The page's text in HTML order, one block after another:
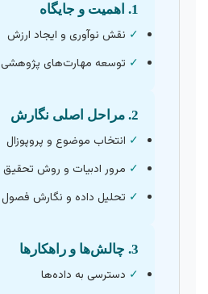
1. اهمیت و جایگاه
✓ نقش نوآوری و ایجاد ارزش
✓ توسعه مهارت‌های پژوهشی
2. مراحل اصلی نگارش
✓ انتخاب موضوع و پروپوزال
✓ مرور ادبیات و روش تحقیق
✓ تحلیل داده و نگارش فصول
3. چالش‌ها و راهکارها
✓ دسترسی به داده‌ها